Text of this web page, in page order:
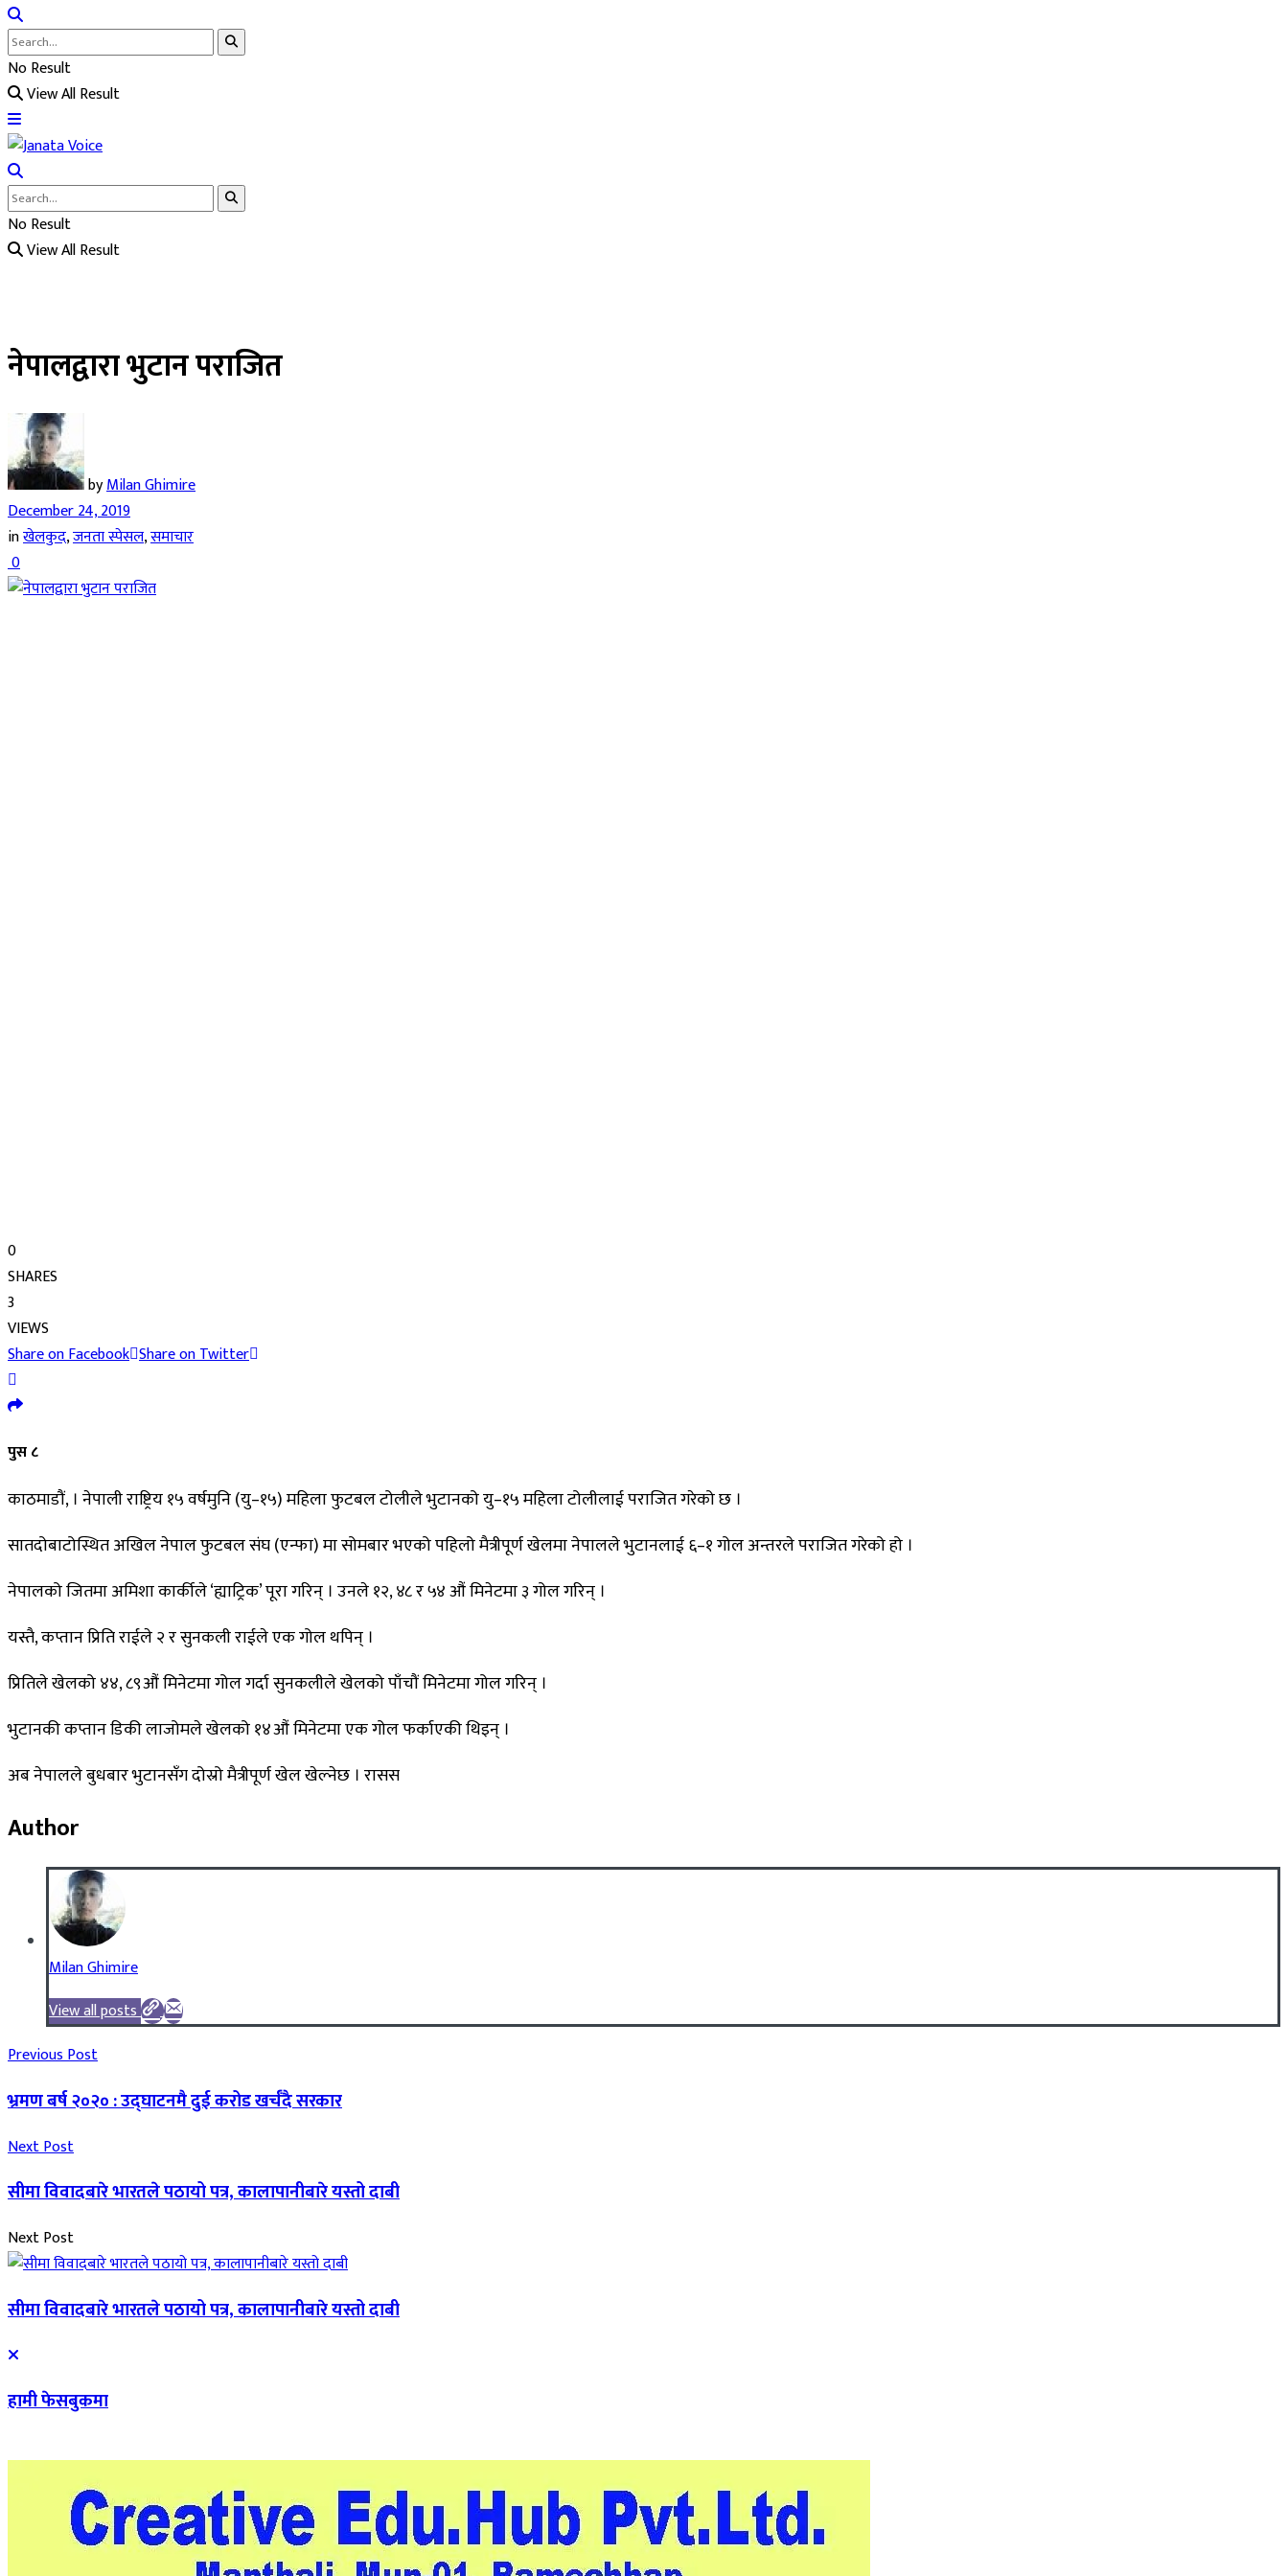
No Result
View All Result
No Result
View All Result
नेपालद्वारा भुटान पराजित
byMilan Ghimire
December 24, 2019
inखेलकुद,जनता स्पेसल,समाचार
0
0
SHARES
3
VIEWS
Share on Facebook Share on Twitter
पुस ८
काठमाडौं, । नेपाली राष्ट्रिय १५ वर्षमुनि (यु–१५) महिला फुटबल टोलीले भुटानको यु–१५ महिला टोलीलाई पराजित गरेको छ ।
सातदोबाटोस्थित अखिल नेपाल फुटबल संघ (एन्फा) मा सोमबार भएको पहिलो मैत्रीपूर्ण खेलमा नेपालले भुटानलाई ६–१ गोल अन्तरले पराजित गरेको हो ।
नेपालको जितमा अमिशा कार्कीले ‘ह्याट्रिक’ पूरा गरिन् । उनले १२, ४८ र ५४ औं मिनेटमा ३ गोल गरिन् ।
यस्तै, कप्तान प्रिति राईले २ र सुनकली राईले एक गोल थपिन् ।
प्रितिले खेलको ४४, ८९औं मिनेटमा गोल गर्दा सुनकलीले खेलको पाँचौं मिनेटमा गोल गरिन् ।
भुटानकी कप्तान डिकी लाजोमले खेलको १४औं मिनेटमा एक गोल फर्काएकी थिइन् ।
अब नेपालले बुधबार भुटानसँग दोस्रो मैत्रीपूर्ण खेल खेल्नेछ । रासस
Author
Milan Ghimire
View all posts
Previous Post
भ्रमण बर्ष २०२० : उद्घाटनमै दुई करोड खर्चँदै सरकार
Next Post
सीमा विवादबारे भारतले पठायो पत्र, कालापानीबारे यस्तो दाबी
Next Post
सीमा विवादबारे भारतले पठायो पत्र, कालापानीबारे यस्तो दाबी
हामी फेसबुकमा